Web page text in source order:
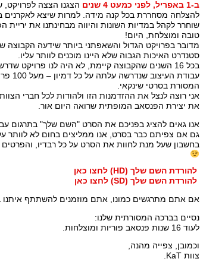
ב-1 באפריל, לפני כמעט 4 שנים
הצגנו הצצה
שוחרר לקהל במדיות השונות והיווה מבחינתנו את
טובה ומוצלחת, היום!
מדובר בפרויקט הגדול והשאפתני ביותר שידעה
סטנדרט האיכות הגבוה שלא היינו מוכנים לוותר עליו.
בכל 16 השנים שהקבוצה קיימת, לא היה לנו
המסורת בסרטי שינקאי.
אני רוצה לנצל את ההזדמנות הזו ולהודות לכל חברי
את יצירת הפנסאב המופתית שרואה היום אור.
אנו גאים להציג בפניכם את הסרט "השם שלך" בתרגום
גם אם צפיתם כבר בסרט, אנו ממליצים בחום לא לוותר
בחשבון שעל מנת לחוות את הסרט על כל רבדיו, והפרטים
להורדת השם שלך (HD) לחצו כאן
להורדת השם שלך (SD) לחצו כאן
אם אתם מתרגשים כמונו, אתם מוזמנים להשתתף איתנו
נסיים בברכה המסורתית שלנו:
לעוד 16 שנות פנסאב פוריות ומוצלחות.
וכמובן, צפייה מהנה,
צוות KaT.